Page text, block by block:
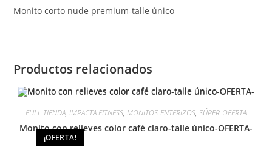
Monito corto nude premium-talle único
Productos relacionados
¡OFERTA!
FULL TIENDA, IMPACTA FITNESS, MONITOS-ENTERIZOS, SÚPER-OFERTA
Monito con relieves color café claro-talle único-OFERTA-